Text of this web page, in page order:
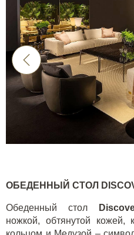
ОБЕДЕННЫЙ СТОЛ
Обеденный стол
ножкой, обтянутой кожей,